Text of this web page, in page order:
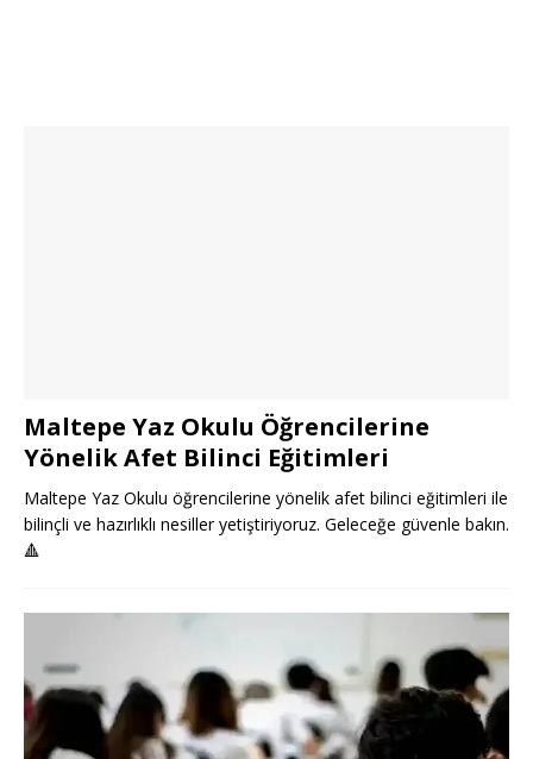
Maltepe Yaz Okulu Öğrencilerine
Yönelik Afet Bilinci Eğitimleri
Maltepe Yaz Okulu öğrencilerine yönelik afet bilinci eğitimleri ile
bilinçli ve hazırlıklı nesiller yetiştiriyoruz. Geleceğe güvenle bakın.
🔺